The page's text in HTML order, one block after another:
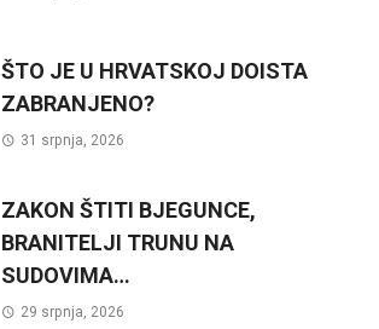
ŠTO JE U HRVATSKOJ DOISTA
ZABRANJENO?
31 srpnja, 2026
ZAKON ŠTITI BJEGUNCE,
BRANITELJI TRUNU NA
SUDOVIMA…
29 srpnja, 2026